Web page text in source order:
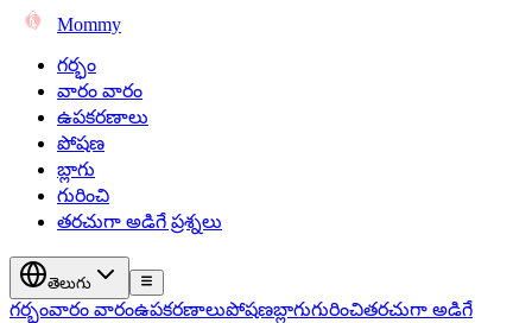
Mommy
గర్భం
వారం వారం
ఉపకరణాలు
పోషణ
బ్లాగు
గురించి
తరచుగా అడిగే ప్రశ్నలు
తెలుగు
గర్భంవారం వారంఉపకరణాలుపోషణబ్లాగుగురించితరచుగా అడిగే